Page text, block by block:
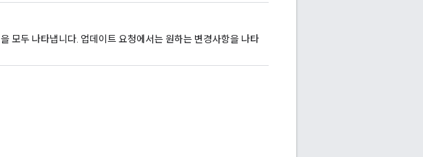
모두 나타냅니다. 업데이트 요청에서는 원하는 변경사항을 나타